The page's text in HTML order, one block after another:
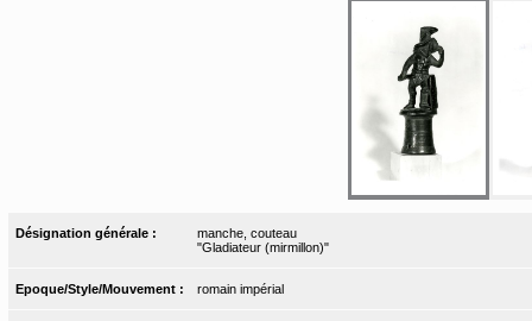
Désignation générale :
manche, couteau
"Gladiateur (mirmillon)"
Epoque/Style/Mouvement : romain impérial